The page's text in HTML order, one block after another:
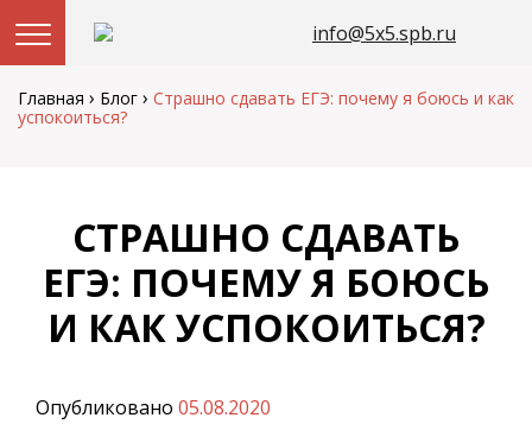
Перейти
содержанию
info@5x5.spb.ru
Главная › Блог › Страшно сдавать ЕГЭ: почему я боюсь и как
успокоиться?
СТРАШНО СДАВАТЬ
ЕГЭ: ПОЧЕМУ Я БОЮСЬ
И КАК УСПОКОИТЬСЯ?
Опубликовано 05.08.2020